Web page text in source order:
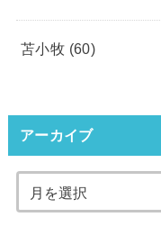
苫小牧 (60)
アーカイブ